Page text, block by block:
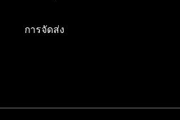
การจัดส่ง